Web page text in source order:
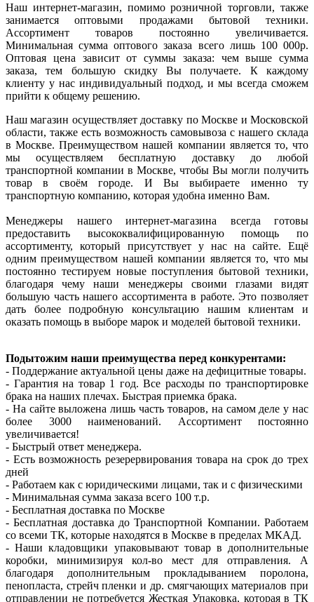
Наш интернет-магазин, помимо розничной торговли, также
занимается оптовыми продажами бытовой техники.
Ассортимент товаров постоянно увеличивается.
Минимальная сумма оптового заказа всего лишь 100 000р.
Оптовая цена зависит от суммы заказа: чем выше сумма
заказа, тем большую скидку Вы получаете. К каждому
клиенту у нас индивидуальный подход, и мы всегда сможем
прийти к общему решению.
Наш магазин осуществляет доставку по Москве и Московской
области, также есть возможность самовывоза с нашего склада
в Москве. Преимуществом нашей компании является то, что
мы осуществляем бесплатную доставку до любой
транспортной компании в Москве, чтобы Вы могли получить
товар в своём городе. И Вы выбираете именно ту
транспортную компанию, которая удобна именно Вам.
Менеджеры нашего интернет-магазина всегда готовы
предоставить высококвалифицированную помощь по
ассортименту, который присутствует у нас на сайте. Ещё
одним преимуществом нашей компании является то, что мы
постоянно тестируем новые поступления бытовой техники,
благодаря чему наши менеджеры своими глазами видят
большую часть нашего ассортимента в работе. Это позволяет
дать более подробную консультацию нашим клиентам и
оказать помощь в выборе марок и моделей бытовой техники.
Подытожим наши преимущества перед конкурентами:
- Поддержание актуальной цены даже на дефицитные товары.
- Гарантия на товар 1 год. Все расходы по транспортировке
брака на наших плечах. Быстрая приемка брака.
- На сайте выложена лишь часть товаров, на самом деле у нас
более 3000 наименований. Ассортимент постоянно
увеличивается!
- Быстрый ответ менеджера.
- Есть возможность резерервирования товара на срок до трех
дней
- Работаем как с юридическими лицами, так и с физическими
- Минимальная сумма заказа всего 100 т.р.
- Бесплатная доставка по Москве
- Бесплатная доставка до Транспортной Компании. Работаем
со всеми ТК, которые находятся в Москве в пределах МКАД.
- Наши кладовщики упаковывают товар в дополнительные
коробки, минимизируя кол-во мест для отправления. А
благодаря дополнительным прокладыванием поролона,
пенопласта, стрейч пленки и др. смягчающих материалов при
отправлении не потребуется Жесткая Упаковка, которая в ТК